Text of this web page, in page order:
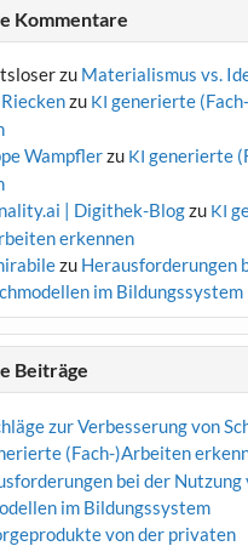
Kommentare
zu Materialismus vs.
zu KI generierte
Wampflerzu KI generierte
| Digithek-Blogzu KI
erkennen
zu Herausforderungen
im Bildungssystem
Beiträge
zur Verbesserung von
(Fach-)Arbeiten
bei der Nutzung
im Bildungssystem
von der privaten